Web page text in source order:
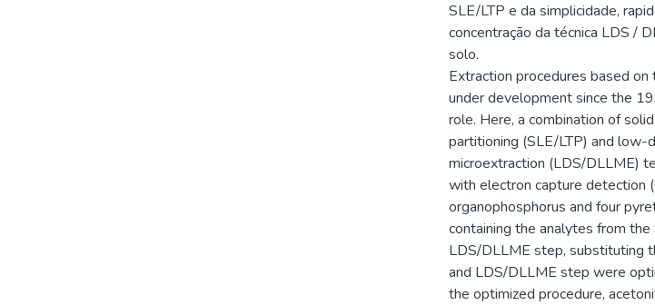
SLE/LTP e da simplicidade,
concentração da técnica LDS /
solo.
Extraction procedures based
under development since the
role. Here, a combination of
partitioning (SLE/LTP) and
microextraction (LDS/DLLME)
with electron capture detection
organophosphorus and four
containing the analytes from
LDS/DLLME step, substituting
and LDS/DLLME step were
the optimized procedure,